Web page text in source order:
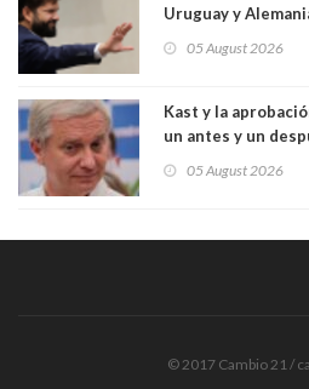
Uruguay y
05 August 2026
Kast y la
un antes y un
05 August 2026
© 2017 Cambio 21 /